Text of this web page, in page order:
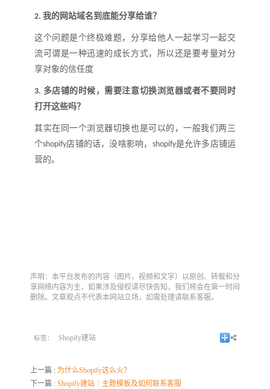
2. 我的网站域名到底能分享给谁？
这个问题是个终极难题，分享给他人一起学习一起交
流可谓是一种迅速的成长方式，所以还是要考量对分
享对象的信任度
3. 多店铺的时候，需要注意切换浏览器或者不要同时
打开这些吗？
其实在同一个浏览器切换也是可以的，一般我们两三
个shopify店铺的话，没啥影响， shopify是允许多店铺运
营的。
声明：本平台发布的内容（图片、视频和文字）以原创、转载和分
享网络内容为主，如果涉及侵权请尽快告知，我们将会在第一时间
删除。文章观点不代表本网站立场，如需处理请联系客服。
标签： Shopify建站
上一篇 : 为什么Shopify这么火？
下一篇 : Shopify建站｜主题模板及如何联系客服